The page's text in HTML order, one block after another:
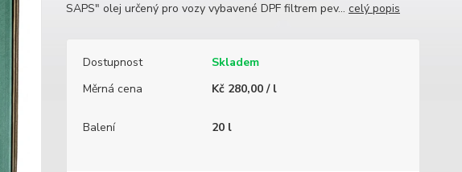
SAPS" olej určený pro vozy vybavené DPF filtrem pev... celý popis
Dostupnost
Skladem
Měrná cena
Kč 280,00 / l
Balení 20 l